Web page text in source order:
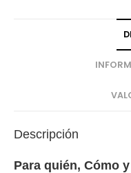
Descripción
Para quién, Cómo